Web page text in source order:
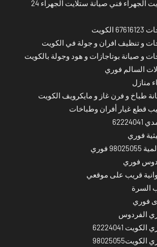
فني تصليح ستلايت الجهراء فني صيانة ستلايت الجهراء 24
و تنظيف افران و جولة في الكويت
و صيانة بوتاجازات و هود وجولة بالكويت
السالم فوري
منازل
طباخ و فرن غاز و مايكرويف الكويت
قطع غيار أفران وطباخات
فوري
فوري
فوري
قريب على موقعي
السرة
فوري
الفردوس
62224041